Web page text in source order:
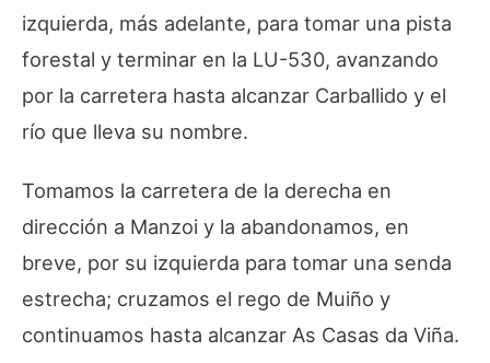
izquierda, más adelante, para tomar una pista
forestal y terminar en la LU-530, avanzando
por la carretera hasta alcanzar Carballido y el
río que lleva su nombre.
Tomamos la carretera de la derecha en
dirección a Manzoi y la abandonamos, en
breve, por su izquierda para tomar una senda
estrecha; cruzamos el rego de Muiño y
continuamos hasta alcanzar As Casas da Viña.